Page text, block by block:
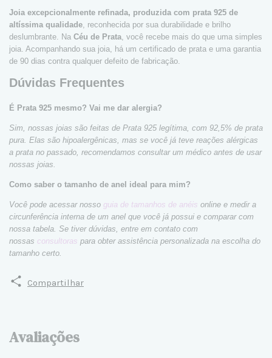
Joia excepcionalmente refinada, produzida com prata 925 de
altíssima qualidade , reconhecida por sua durabilidade e brilho
deslumbrante. Na Céu de Prata , você recebe mais do que uma simples
joia. Acompanhando sua joia, há um certificado de prata e uma garantia
de 90 dias contra qualquer defeito de fabricação.
Dúvidas Frequentes
É Prata 925 mesmo? Vai me dar alergia?
Sim, nossas joias são feitas de Prata 925 legítima, com 92,5% de prata
pura. Elas são hipoalergênicas, mas se você já teve reações alérgicas
a prata no passado, recomendamos consultar um médico antes de usar
nossas joias.
Como saber o tamanho de anel ideal para mim?
Você pode acessar nosso guia de tamanhos de anéis online e medir a
circunferência interna de um anel que você já possui e comparar com
nossa tabela. Se tiver dúvidas, entre em contato com
nossas consultoras para obter assistência personalizada na escolha do
tamanho certo.
Compartilhar
Avaliações